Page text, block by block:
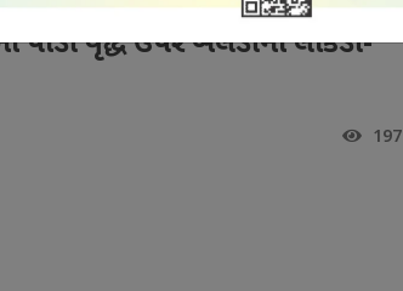
પાડી વૃદ્ધ ઉપર બેલડીનો લાકડી-
197